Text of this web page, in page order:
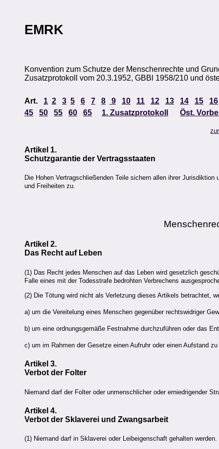
EMRK
Konvention zum Schutze der Menschenrechte und
Zusatzprotokoll vom 20.3.1952, GBBl 1958/210 und
Art. 1 2 3 5 6 7 8 9 10 11 12 13 14 15
16
45
50 55 60 65 1. Zusatzprotokoll Öst.
Artikel 1.
Schutzgarantie der Vertragsstaaten
Die Hohen Vertragschließenden Teile sichern allen ihrer
und Freiheiten zu.
Artikel 2.
Das Recht auf Leben
(1) Das Recht jedes Menschen auf das Leben wird gesetzlich
Falle eines mit der Todesstrafe bedrohten Verbrechens
(2) Die Tötung wird nicht als Verletzung dieses Artikels betrachtet,
a) um die Vereitelung eines Menschen gegenüber rechtswidriger
b) um eine ordnungsgemäße Festnahme durchzuführen oder das
c) um im Rahmen der Gesetze einen Aufruhr oder einen Aufstand
Artikel 3.
Verbot der Folter
Niemand darf der Folter oder unmenschlicher oder erniedrigender
Artikel 4.
Verbot der Sklaverei und Zwangsarbeit
(1) Niemand darf in Sklaverei oder Leibeigenschaft gehalten werden.